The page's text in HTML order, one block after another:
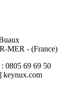
MER - (France)
: 0805 69 69 50
keynux.com